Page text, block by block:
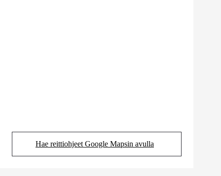
Hae reittiohjeet Google Mapsin avulla
(Aukeaa uudessa välilehdessä)